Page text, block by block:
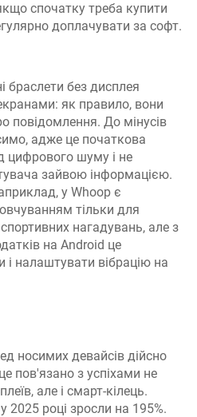
спочатку треба купити
доплачувати за софт.
браслети без дисплея
як правило, вони
повідомлення. До мінусів
адже це початкова
цифрового шуму і не
зайвою інформацією.
у Whoop є
тільки для
нагадувань, але з
на Android це
налаштувати вібрацію на
носимих девайсів дійсно
пов'язано з успіхами не
але і смарт-кілець.
2025 році зросли на 195%.